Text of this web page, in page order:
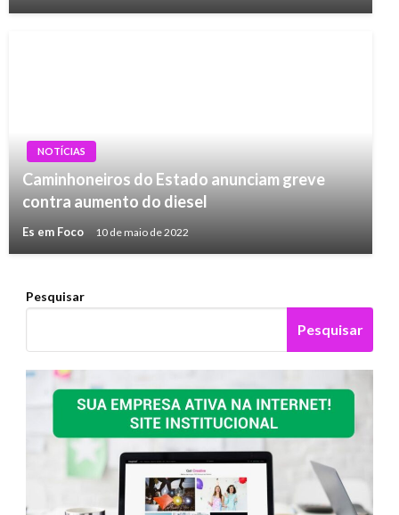
NOTÍCIAS
Caminhoneiros do Estado anunciam greve
contra aumento do diesel
Es em Foco 10 de maio de 2022
Pesquisar
Pesquisar